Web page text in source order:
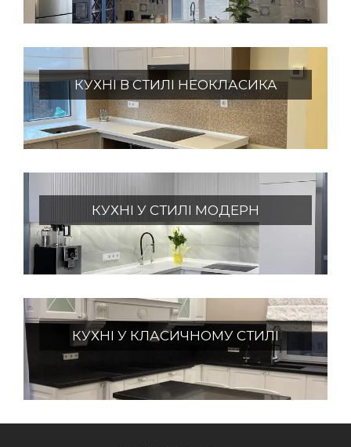
КУХНІ В СТИЛІ НЕОКЛАСИКА
КУХНІ У СТИЛІ МОДЕРН
КУХНІ У КЛАСИЧНОМУ СТИЛІ